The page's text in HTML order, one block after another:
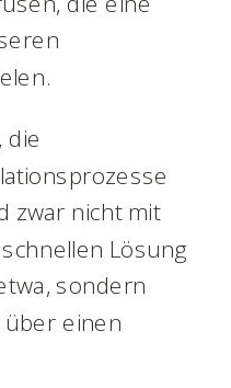
die
zwar nicht mit
Lösung
sondern
einen